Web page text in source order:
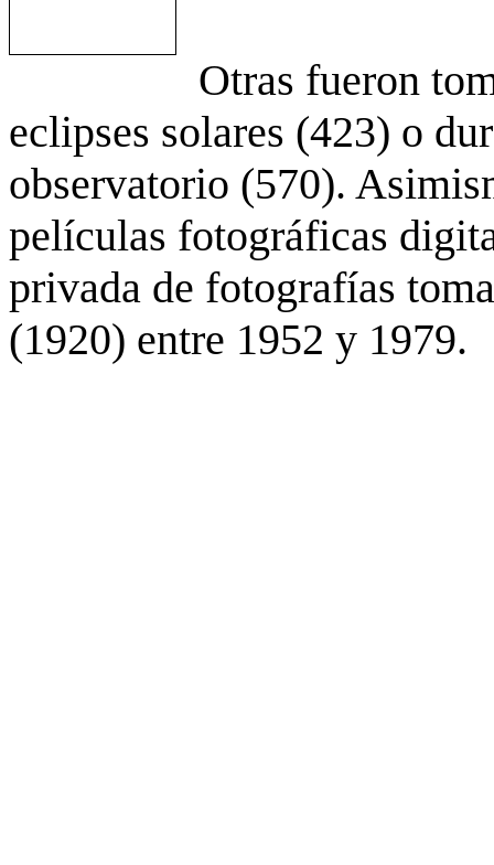
Otras fueron
eclipses solares (423) o
observatorio (570).
películas fotográficas
privada de fotografías
(1920) entre 1952 y 1979.